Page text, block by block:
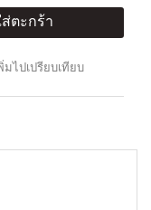
ตะกร้า
มไปเปรียบเทียบ